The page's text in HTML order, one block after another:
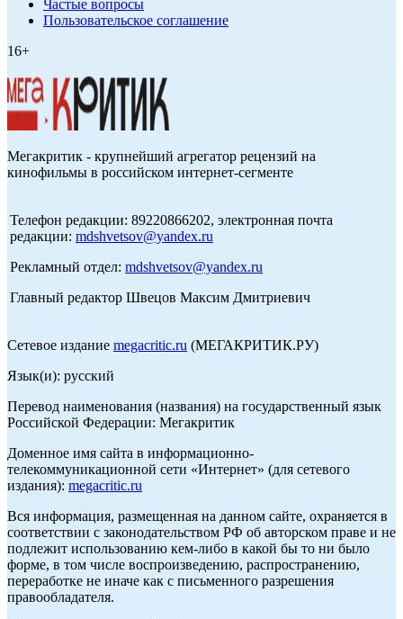
Частые вопросы
Пользовательское соглашение
16+
Мегакритик - крупнейший агрегатор рецензий на
кинофильмы в российском интернет-сегменте
Телефон редакции: 89220866202, электронная почта
редакции: mdshvetsov@yandex.ru
Рекламный отдел: mdshvetsov@yandex.ru
Главный редактор Швецов Максим Дмитриевич
Сетевое издание megacritic.ru (МЕГАКРИТИК.РУ)
Язык(и): русский
Перевод наименования (названия) на государственный язык
Российской Федерации: Мегакритик
Доменное имя сайта в информационно-
телекоммуникационной сети «Интернет» (для сетевого
издания): megacritic.ru
Вся информация, размещенная на данном сайте, охраняется в
соответствии с законодательством РФ об авторском праве и не
подлежит использованию кем-либо в какой бы то ни было
форме, в том числе воспроизведению, распространению,
переработке не иначе как с письменного разрешения
правообладателя.